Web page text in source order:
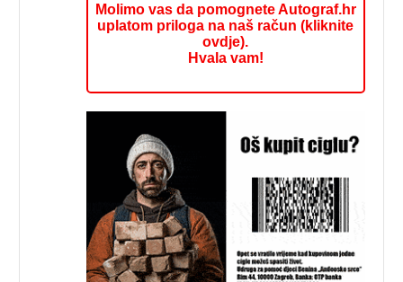
Molimo vas da pomognete Autograf.hr
uplatom priloga na naš račun (kliknite
ovdje).
Hvala vam!